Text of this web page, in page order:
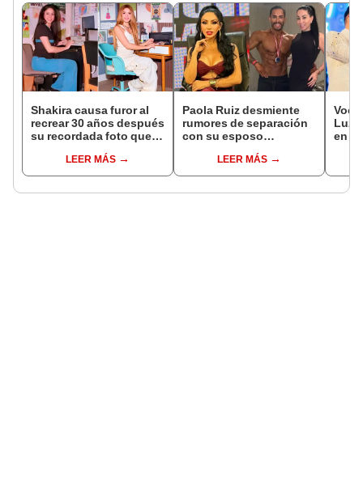
Shakira causa furor al
recrear 30 años después
su recordada foto que
LEER MÁS
Paola Ruiz desmiente
rumores de separación
con su esposo
años de relación: “Él
tiene su espacio”
LEER MÁS
Luz
en